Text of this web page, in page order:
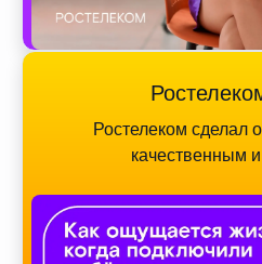
Ростелеком сделал
качественным